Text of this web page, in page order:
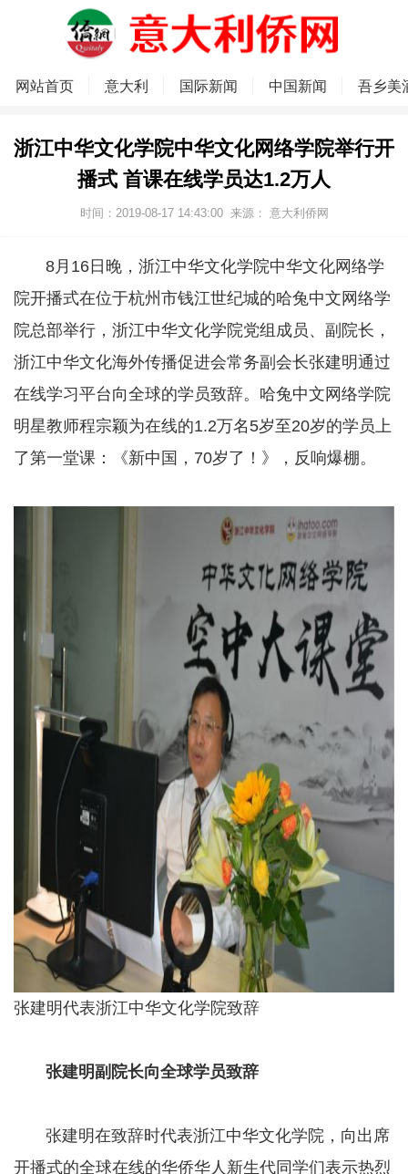
网站首页 意大利 国际新闻 中国新闻 吾乡美
浙江中华文化学院中华文化网络学院举行开
播式 首课在线学员达1.2万人
时间：2019-08-17 14:43:00 来源： 意大利侨网
8月16日晚，浙江中华文化学院中华文化网络学
院开播式在位于杭州市钱江世纪城的哈兔中文网络学
院总部举行，浙江中华文化学院党组成员、副院长，
浙江中华文化海外传播促进会常务副会长张建明通过
在线学习平台向全球的学员致辞。哈兔中文网络学院
明星教师程宗颖为在线的1.2万名5岁至20岁的学员上
了第一堂课：《新中国，70岁了！》，反响爆棚。
张建明代表浙江中华文化学院致辞
张建明副院长向全球学员致辞
张建明在致辞时代表浙江中华文化学院，向出席
开播式的全球在线的华侨华人新生代同学们表示热烈